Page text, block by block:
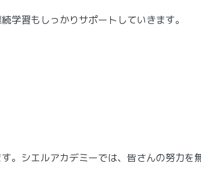
学習もしっかりサポートしていきます。
。シエルアカデミーでは、皆さんの努力を